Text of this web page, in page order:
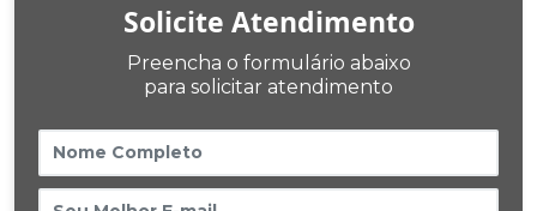
Solicite Atendimento
Preencha o formulário abaixo
para solicitar atendimento